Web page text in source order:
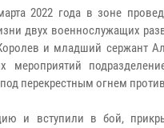
2022 года в зоне
двух военнослужащих
и младший сержант
мероприятий
перекрестным огнем
и вступили в бой,